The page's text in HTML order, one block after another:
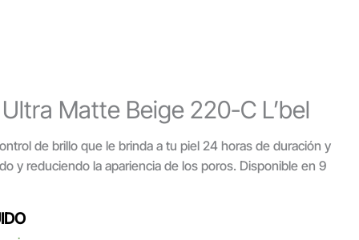
Matte Beige 220-C L’bel
de brillo que le brinda a tu piel 24 horas de duración y
y reduciendo la apariencia de los poros. Disponible en 9